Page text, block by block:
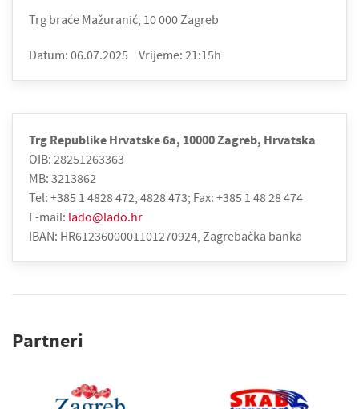
Trg braće Mažuranić, 10 000 Zagreb
Datum: 06.07.2025 Vrijeme: 21:15h
Trg Republike Hrvatske 6a, 10000 Zagreb, Hrvatska
OIB: 28251263363
MB: 3213862
Tel: +385 1 4828 472, 4828 473; Fax: +385 1 48 28 474
E-mail: lado@lado.hr
IBAN: HR6123600001101270924, Zagrebačka banka
Partneri